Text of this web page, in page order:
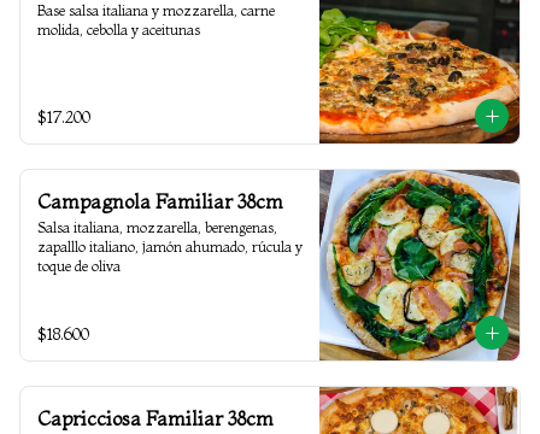
Base salsa italiana y mozzarella, carne
molida, cebolla y aceitunas
$17.200
Campagnola Familiar 38cm
Salsa italiana, mozzarella, berengenas,
zapalllo italiano, jamón ahumado, rúcula y
toque de oliva
$18.600
Capricciosa Familiar 38cm